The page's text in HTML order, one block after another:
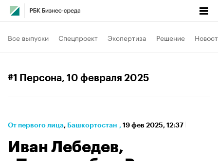
Все выпуски Спецпроект Экспертиза Решение
#1 Персона, 10 февраля 2025
От первого лица⁠, Башкортостан , 19 фев 2025, 12:37
Иван Лебедев,